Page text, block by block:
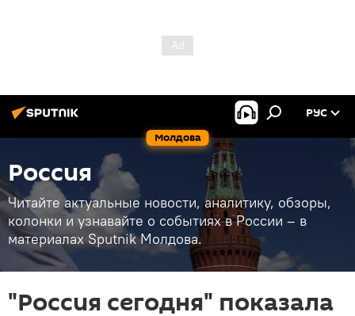
Молдова
РУС
Россия
Читайте актуальные новости, аналитику, обзоры,
колонки и узнавайте о событиях в России – в
материалах Sputnik Молдова.
"Россия сегодня" показала